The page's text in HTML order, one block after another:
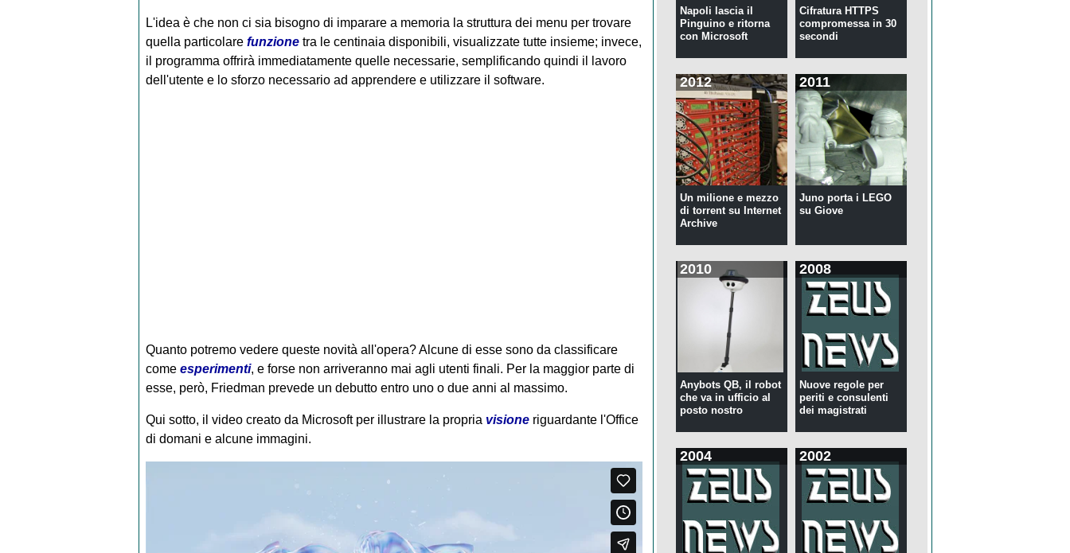
L'idea è che non ci sia bisogno di imparare a memoria la struttura dei menu per trovare
quella particolare funzionetra le centinaia disponibili, visualizzate tutte insieme; invece,
il programma offrirà immediatamente quelle necessarie, semplificando quindi il lavoro
dell'utente e lo sforzo necessario ad apprendere e utilizzare il software.
Quanto potremo vedere queste novità all'opera? Alcune di esse sono da classificare
come esperimenti, e forse non arriveranno mai agli utenti finali. Per la maggior parte di
esse, però, Friedman prevede un debutto entro uno o due anni al massimo.
Qui sotto, il video creato da Microsoft per illustrare la propria visioneriguardante l'Office
di domani e alcune immagini.
Napoli lascia il
Pinguino e ritorna
con Microsoft
Cifratura HTTPS
compromessa in 30
secondi
2012
Un milione e mezzo
di torrent su Internet
Archive
2011
Juno porta i LEGO
su Giove
2010
Anybots QB, il robot
che va in ufficio al
posto nostro
2008
Nuove regole per
periti e consulenti
dei magistrati
2004 2002